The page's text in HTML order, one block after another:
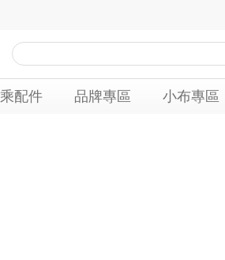
配件 品牌專區 小布專區